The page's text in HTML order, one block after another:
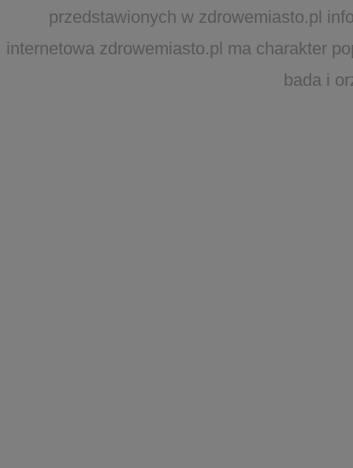
przedstawionych w zdrowemiasto.pl
internetowa zdrowemiasto.pl ma charakter
bada i